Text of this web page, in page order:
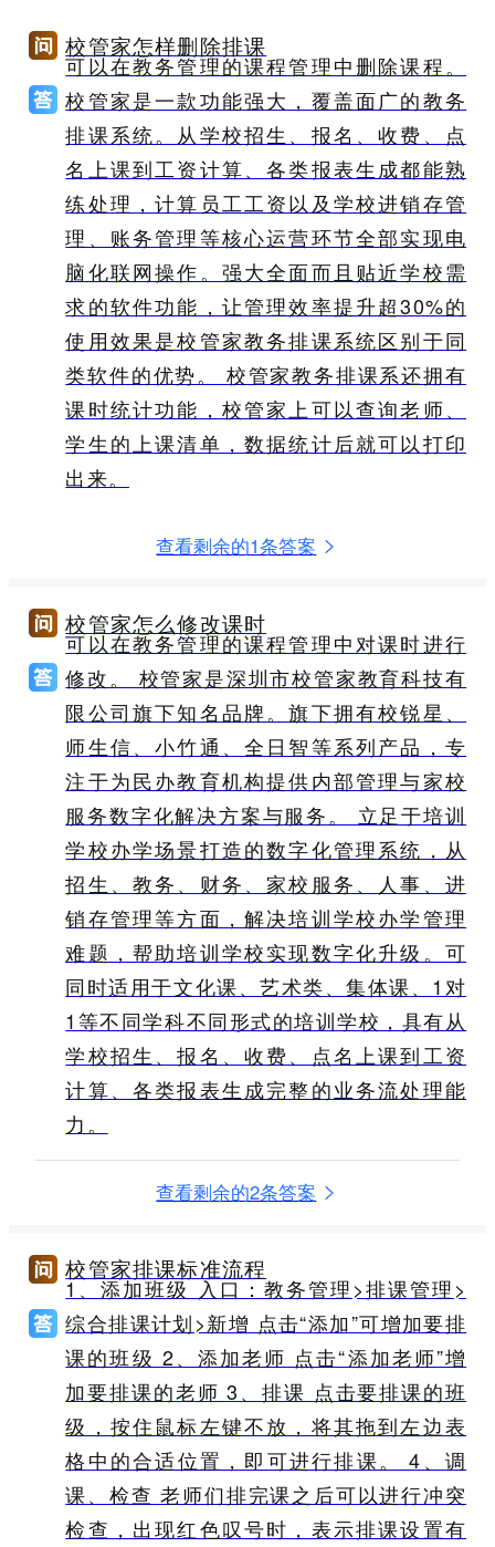
校管家怎样删除排课
可以在教务管理的课程管理中删除课程。
校管家是一款功能强大，覆盖面广的教务
排课系统。从学校招生、报名、收费、点
名上课到工资计算、各类报表生成都能熟
练处理，计算员工工资以及学校进销存管
理、账务管理等核心运营环节全部实现电
脑化联网操作。强大全面而且贴近学校需
求的软件功能，让管理效率提升超30%的
使用效果是校管家教务排课系统区别于同
类软件的优势。 校管家教务排课系还拥有
课时统计功能，校管家上可以查询老师、
学生的上课清单，数据统计后就可以打印
出来。
查看剩余的1条答案
校管家怎么修改课时
可以在教务管理的课程管理中对课时进行
修改。 校管家是深圳市校管家教育科技有
限公司旗下知名品牌。旗下拥有校锐星、
师生信、小竹通、全日智等系列产品，专
注于为民办教育机构提供内部管理与家校
服务数字化解决方案与服务。 立足于培训
学校办学场景打造的数字化管理系统，从
招生、教务、财务、家校服务、人事、进
销存管理等方面，解决培训学校办学管理
难题，帮助培训学校实现数字化升级。可
同时适用于文化课、艺术类、集体课、1对
1等不同学科不同形式的培训学校，具有从
学校招生、报名、收费、点名上课到工资
计算、各类报表生成完整的业务流处理能
力。
查看剩余的2条答案
校管家排课标准流程
1、添加班级 入口：教务管理>排课管理>
综合排课计划>新增 点击“添加”可增加要排
课的班级 2、添加老师 点击“添加老师”增
加要排课的老师 3、排课 点击要排课的班
级，按住鼠标左键不放，将其拖到左边表
格中的合适位置，即可进行排课。 4、调
课、检查 老师们排完课之后可以进行冲突
检查，出现红色叹号时，表示排课设置有